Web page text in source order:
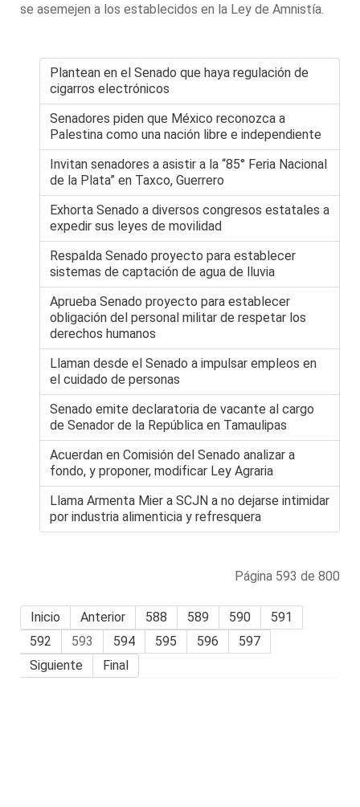
se asemejen a los establecidos en la Ley de Amnistía.
Plantean en el Senado que haya regulación de
cigarros electrónicos
Senadores piden que México reconozca a
Palestina como una nación libre e independiente
Invitan senadores a asistir a la “85° Feria Nacional
de la Plata” en Taxco, Guerrero
Exhorta Senado a diversos congresos estatales a
expedir sus leyes de movilidad
Respalda Senado proyecto para establecer
sistemas de captación de agua de lluvia
Aprueba Senado proyecto para establecer
obligación del personal militar de respetar los
derechos humanos
Llaman desde el Senado a impulsar empleos en
el cuidado de personas
Senado emite declaratoria de vacante al cargo
de Senador de la República en Tamaulipas
Acuerdan en Comisión del Senado analizar a
fondo, y proponer, modificar Ley Agraria
Llama Armenta Mier a SCJN a no dejarse intimidar
por industria alimenticia y refresquera
Página 593 de 800
Inicio Anterior 588 589 590
591
592
593 594 595 596
597
Siguiente
Final